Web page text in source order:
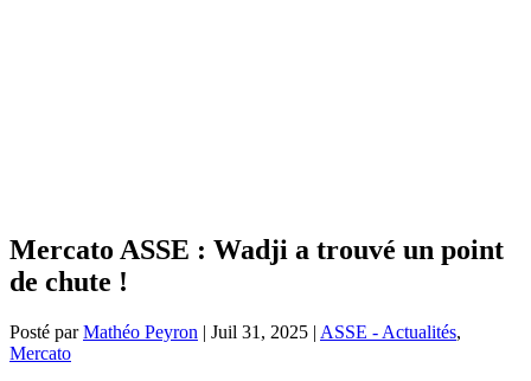
Mercato ASSE : Wadji a trouvé un point
de chute !
Posté parMathéo Peyron | Juil 31, 2025 | ASSE - Actualités,
Mercato